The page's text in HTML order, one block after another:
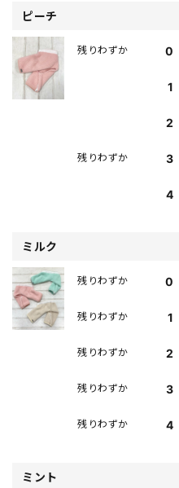
ピーチ
0
残りわずか
1
2
3
残りわずか
4
ミルク
0
残りわずか
1
残りわずか
2
残りわずか
3
残りわずか
4
残りわずか
ミント